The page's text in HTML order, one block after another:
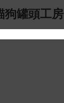
狗罐頭工房